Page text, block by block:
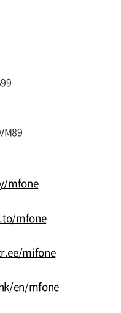
mfone
mfone
mifone
en/mfone